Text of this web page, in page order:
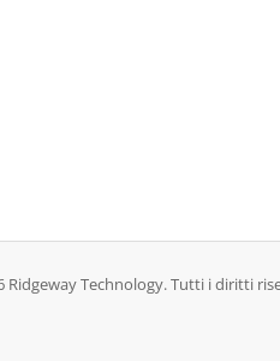
Technology. Tutti i diritti